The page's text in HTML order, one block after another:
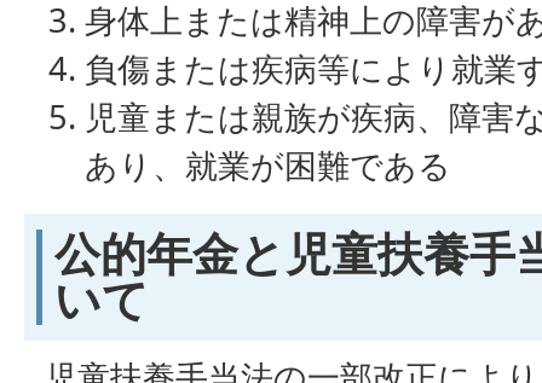
身体上または精神上の障害が
負傷または疾病等により就業
児童または親族が疾病、障害
あり、就業が困難である
公的年金と児童扶養手
いて